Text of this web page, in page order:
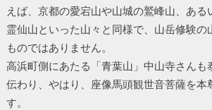
えば、京都の愛宕山や山城の鷲峰山、ある
霊仙山といった山々と同様で、山岳修験の
ものではありません。
高浜町側にあたる「青葉山」中山寺さんも
伝わり、やはり、座像馬頭観世音菩薩を本
す。